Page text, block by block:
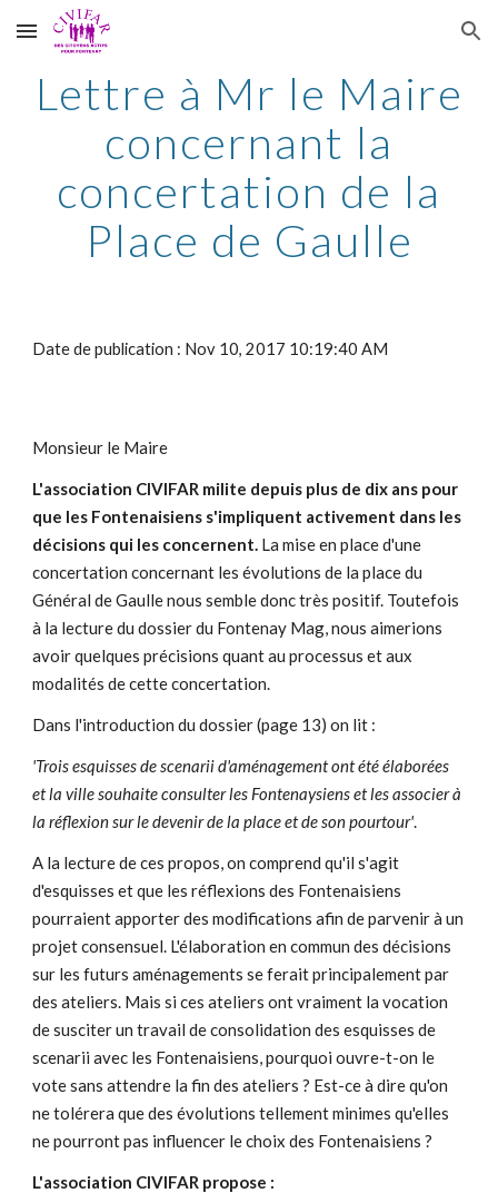
Skip to main content Skip to navigation
Lettre à Mr le Maire
concernant la
concertation de la
Place de Gaulle
Date de publication : Nov 10, 2017 10:19:40 AM
Monsieur le Maire
L'association CIVIFAR milite depuis plus de dix ans pour
que les Fontenaisiens s'impliquent activement dans les
décisions qui les concernent. La mise en place d'une
concertation concernant les évolutions de la place du
Général de Gaulle nous semble donc très positif. Toutefois
à la lecture du dossier du Fontenay Mag, nous aimerions
avoir quelques précisions quant au processus et aux
modalités de cette concertation.
Dans l'introduction du dossier (page 13) on lit :
'Trois esquisses de scenarii d'aménagement ont été élaborées
et la ville souhaite consulter les Fontenaysiens et les associer à
la réflexion sur le devenir de la place et de son pourtour'.
A la lecture de ces propos, on comprend qu'il s'agit
d'esquisses et que les réflexions des Fontenaisiens
pourraient apporter des modifications afin de parvenir à un
projet consensuel. L'élaboration en commun des décisions
sur les futurs aménagements se ferait principalement par
des ateliers. Mais si ces ateliers ont vraiment la vocation
de susciter un travail de consolidation des esquisses de
scenarii avec les Fontenaisiens, pourquoi ouvre-t-on le
vote sans attendre la fin des ateliers ? Est-ce à dire qu'on
ne tolérera que des évolutions tellement minimes qu'elles
ne pourront pas influencer le choix des Fontenaisiens ?
L'association CIVIFAR propose :